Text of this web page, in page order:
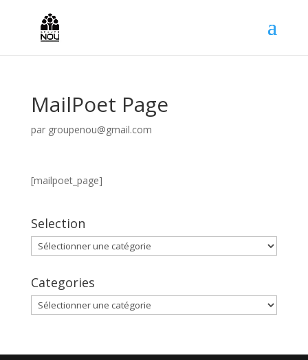
MailPoet Page
par groupenou@gmail.com
[mailpoet_page]
Selection
Categories